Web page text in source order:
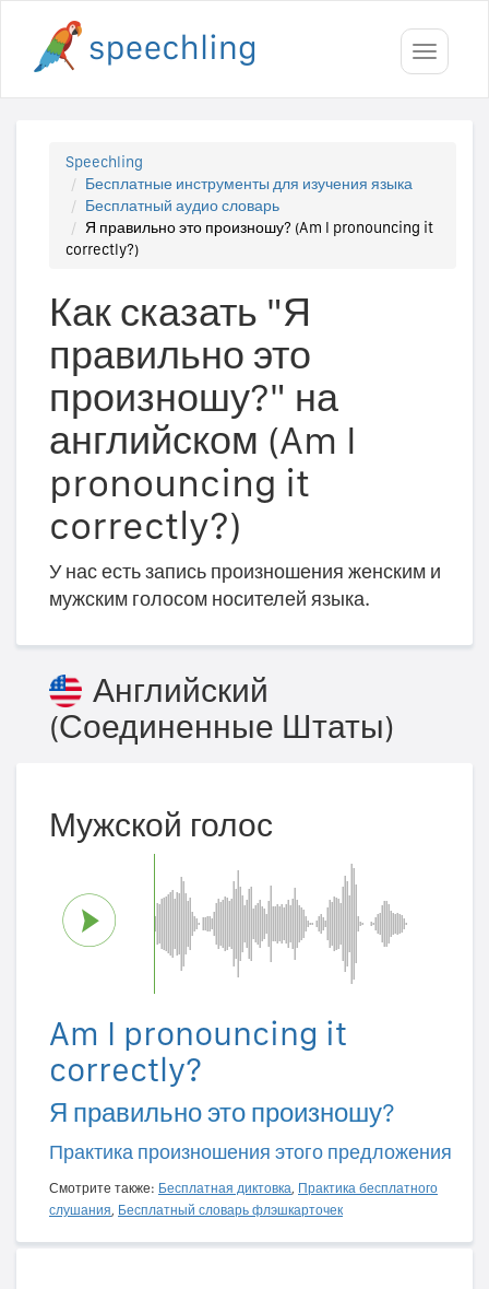
Toggle
Speechling
Бесплатные инструменты для изучения языка
Бесплатный аудио словарь
Я правильно это произношу? (Am I pronouncing it
correctly?)
Как сказать "Я
правильно это
произношу?" на
английском (Am I
pronouncing it
correctly?)
У нас есть запись произношения женским и
мужским голосом носителей языка.
Английский
(Соединенные Штаты)
Мужской голос
Am I pronouncing it
correctly?
Я правильно это произношу?
Практика произношения этого предложения
Смотрите также: Бесплатная диктовка, Практика бесплатного
слушания, Бесплатный словарь флэшкарточек